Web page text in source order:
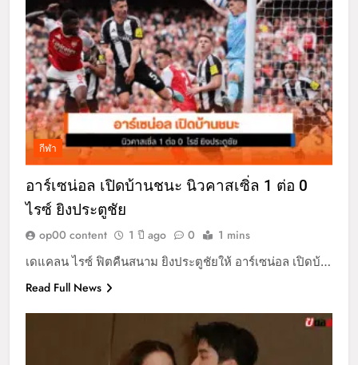
กีฬา
อาร์เซน่อล เปิดบ้านชนะ นิวคาสเซิ่ล 1 ต่อ 0
ไรซ์ ยิงประตูชัย
op00 content 1 ปี ago 0 1 mins
เดแคลน ไรซ์ ฟิตคืนสนาม ยิงประตูชัยให้ อาร์เซน่อล เปิดบ้…
Read Full News